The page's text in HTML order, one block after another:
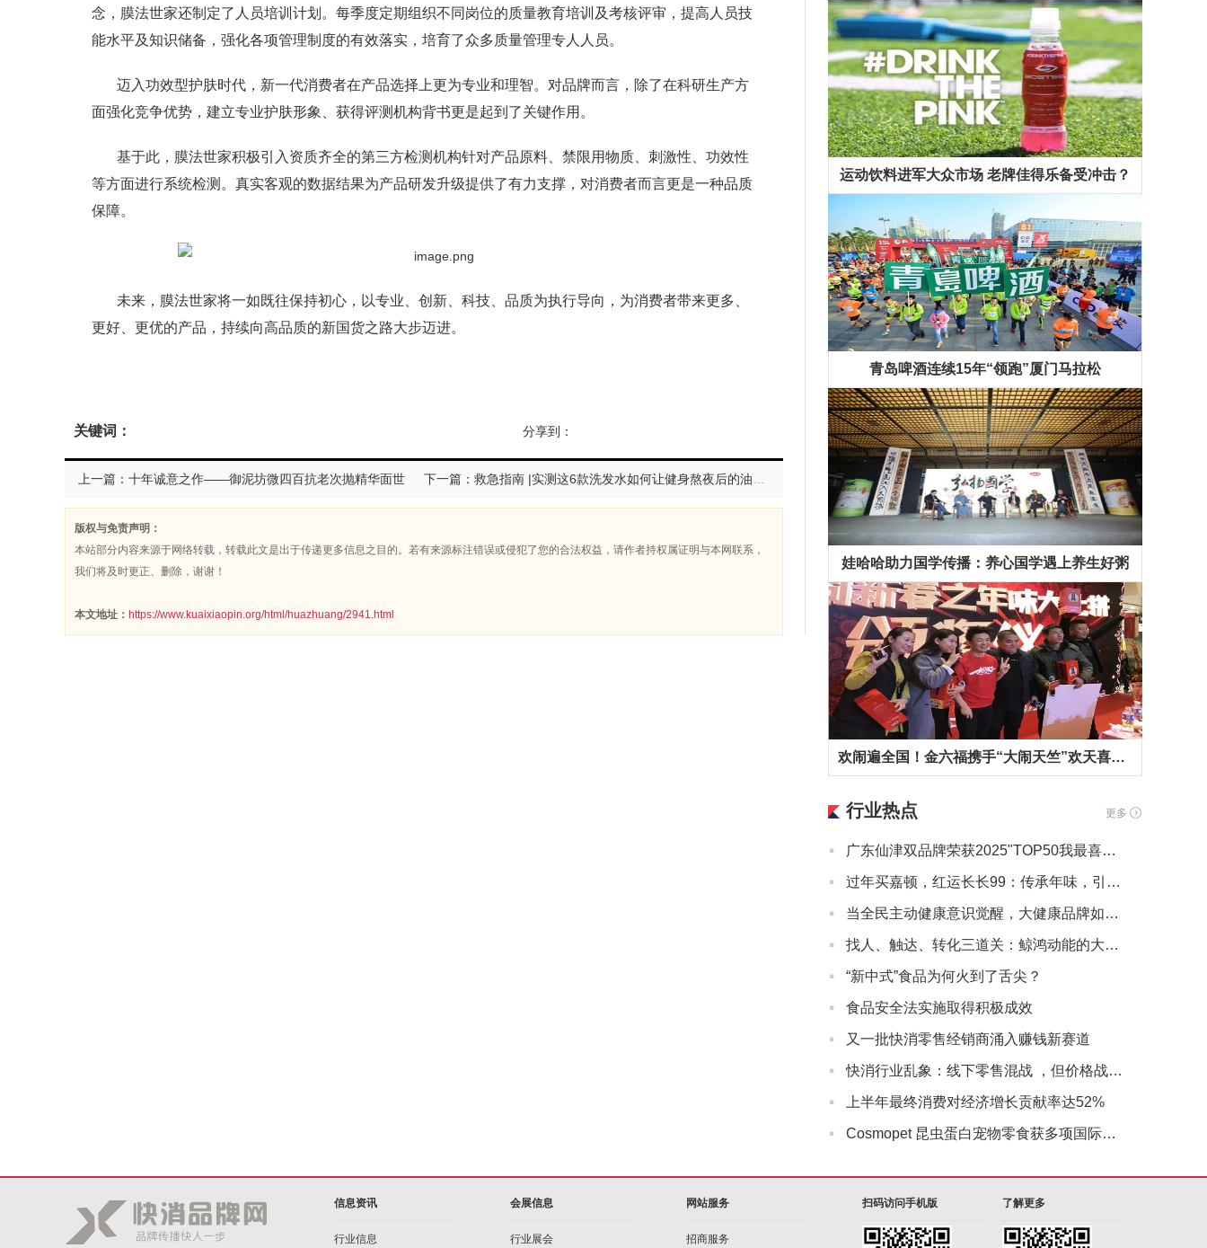
念，膜法世家还制定了人员培训计划。每季度定期组织不同岗位的质量教育培训及考核评审，提高人员技
能水平及知识储备，强化各项管理制度的有效落实，培育了众多质量管理专人人员。
迈入功效型护肤时代，新一代消费者在产品选择上更为专业和理智。对品牌而言，除了在科研生产方
面强化竞争优势，建立专业护肤形象、获得评测机构背书更是起到了关键作用。
基于此，膜法世家积极引入资质齐全的第三方检测机构针对产品原料、禁限用物质、刺激性、功效性
等方面进行系统检测。真实客观的数据结果为产品研发升级提供了有力支撑，对消费者而言更是一种品质
保障。
未来，膜法世家将一如既往保持初心，以专业、创新、科技、品质为执行导向，为消费者带来更多、
更好、更优的产品，持续向高品质的新国货之路大步迈进。
关键词： 分享到：
上一篇：十年诚意之作——御泥坊微四百抗老次抛精华面世
版权与免责声明：
本站部分内容来源于网络转载，转载此文是出于传递更多信息之目的。若有来源标注错误或侵犯了您的合法权益，请作者持权属证明与本网联系，
我们将及时更正、删除，谢谢！
本文地址： https://www.kuaixiaopin.org/html/huazhuang/2941.html
运动饮料进军大众市场 老牌佳得乐备受冲击？
青岛啤酒连续15年“领跑”厦门马拉松
娃哈哈助力国学传播：养心国学遇上养生好粥
欢闹遍全国！金六福携手“大闹天竺”欢天喜地拜早年！
行业热点 更多
· 广东仙津双品牌荣获2025"TOP50我最喜爱的广东商标品牌"
· 过年买嘉顿，红运长长99：传承年味，引领新春礼潮
· 当全民主动健康意识觉醒，大健康品牌如何与用户“深度同行”？
· 找人、触达、转化三道关：鲸鸿动能的大健康营销实战解法
· “新中式”食品为何火到了舌尖？
· 食品安全法实施取得积极成效
· 又一批快消零售经销商涌入赚钱新赛道
· 快消行业乱象：线下零售混战 ，但价格战没有赢家
· 上半年最终消费对经济增长贡献率达52%
· Cosmopet 昆虫蛋白宠物零食获多项国际认证
信息资讯
行业信息
会展信息
行业展会
网站服务
招商服务
扫码访问手机版 了解更多